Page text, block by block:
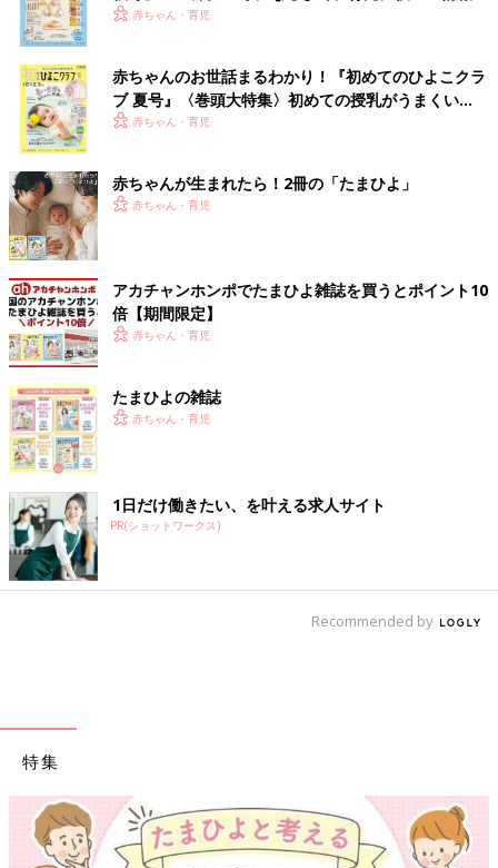
いっぱい！
赤ちゃん・育児
赤ちゃんのお世話まるわかり！『初めてのひよこクラ
ブ 夏号』〈巻頭大特集〉初めての授乳がうまくい
く！ おっぱい・ミルクの基本と夏のトラブル 解決テ
赤ちゃん・育児
赤ちゃんが生まれたら！2冊の「たまひよ」
赤ちゃん・育児
アカチャンホンポでたまひよ雑誌を買うとポイント10
倍【期間限定】
赤ちゃん・育児
たまひよの雑誌
赤ちゃん・育児
1日だけ働きたい、を叶える求人サイト
PR(ショットワークス)
Recommended by
特集